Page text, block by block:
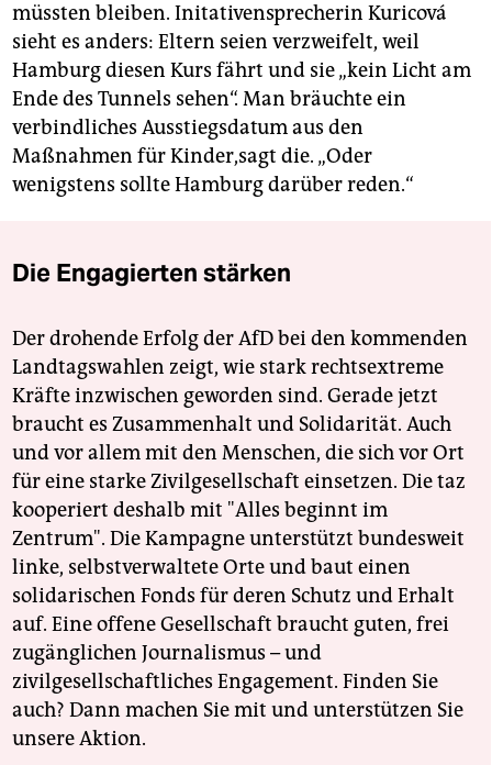
müssten bleiben. Initativensprecherin Kuricová
sieht es anders: Eltern seien verzweifelt, weil
Hamburg diesen Kurs fährt und sie „kein Licht am
Ende des Tunnels sehen“. Man bräuchte ein
verbindliches Ausstiegsdatum aus den
Maßnahmen für Kinder,sagt die. „Oder
wenigstens sollte Hamburg darüber reden.“
Die Engagierten stärken
Der drohende Erfolg der AfD bei den kommenden
Landtagswahlen zeigt, wie stark rechtsextreme
Kräfte inzwischen geworden sind. Gerade jetzt
braucht es Zusammenhalt und Solidarität. Auch
und vor allem mit den Menschen, die sich vor Ort
für eine starke Zivilgesellschaft einsetzen. Die taz
kooperiert deshalb mit "Alles beginnt im
Zentrum". Die Kampagne unterstützt bundesweit
linke, selbstverwaltete Orte und baut einen
solidarischen Fonds für deren Schutz und Erhalt
auf. Eine offene Gesellschaft braucht guten, frei
zugänglichen Journalismus – und
zivilgesellschaftliches Engagement. Finden Sie
auch? Dann machen Sie mit und unterstützen Sie
unsere Aktion.